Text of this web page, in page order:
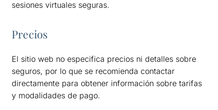
sesiones virtuales seguras.
Precios
El sitio web no especifica precios ni detalles sobre
seguros, por lo que se recomienda contactar
directamente para obtener información sobre tarifas
y modalidades de pago.